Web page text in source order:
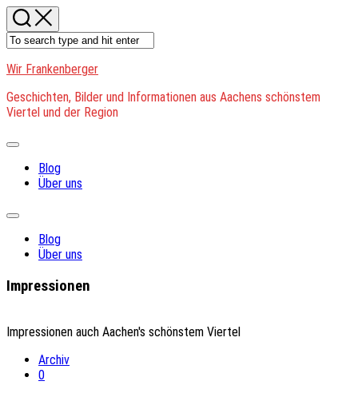
Skip
to
content
Wir Frankenberger
Geschichten, Bilder und Informationen aus Aachens schönstem
Viertel und der Region
Expand
Blog
Über uns
Expand
Blog
Über uns
Impressionen
Impressionen auch Aachen's schönstem Viertel
Archiv
0